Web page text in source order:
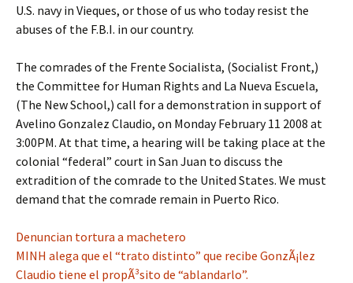
U.S. navy in Vieques, or those of us who today resist the
abuses of the F.B.I. in our country.
The comrades of the Frente Socialista, (Socialist Front,)
the Committee for Human Rights and La Nueva Escuela,
(The New School,) call for a demonstration in support of
Avelino Gonzalez Claudio, on Monday February 11 2008 at
3:00PM. At that time, a hearing will be taking place at the
colonial “federal” court in San Juan to discuss the
extradition of the comrade to the United States. We must
demand that the comrade remain in Puerto Rico.
Denuncian tortura a machetero
MINH alega que el “trato distinto” que recibe GonzÃ¡lez
Claudio tiene el propÃ³sito de “ablandarlo”.